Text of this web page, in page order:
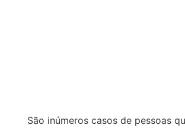
São inúmeros casos de pessoas